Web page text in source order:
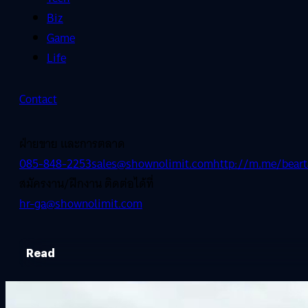
Biz
Game
Life
Contact
ฝ่ายขาย และการตลาด
085-848-2253sales@shownolimit.comhttp://m.me/
สมัครงาน/ฝึกงาน ติดต่อได้ที่
hr-ga@shownolimit.com
Read